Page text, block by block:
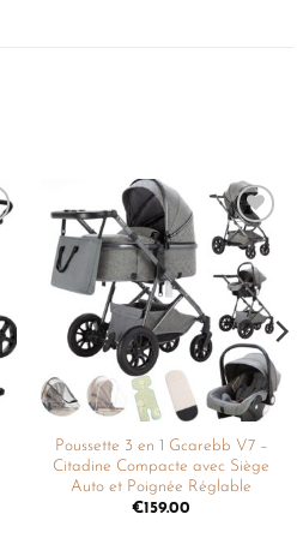
Ajouter
à la
liste de
souhaits
Poussette 3 en 1 Gcarebb V7 –
Citadine Compacte avec Siège
Auto et Poignée Réglable
€159.00